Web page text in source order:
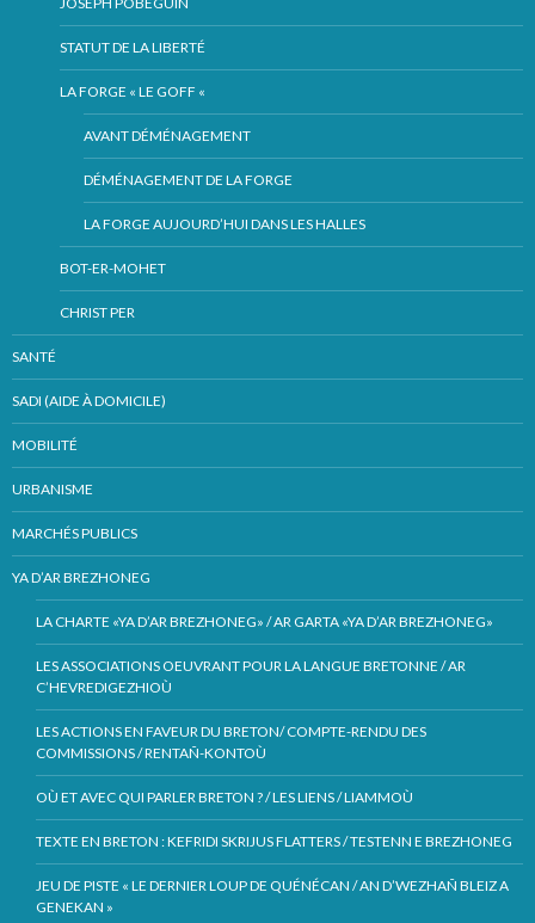
STATUT DE LA LIBERTÉ
LA FORGE « LE GOFF «
AVANT DÉMÉNAGEMENT
DÉMÉNAGEMENT DE LA FORGE
LA FORGE AUJOURD’HUI DANS LES HALLES
BOT-ER-MOHET
CHRIST PER
SANTÉ
SADI (AIDE À DOMICILE)
MOBILITÉ
URBANISME
MARCHÉS PUBLICS
YA D’AR BREZHONEG
LA CHARTE «YA D’AR BREZHONEG» / AR GARTA «YA D’AR BREZHONEG»
LES ASSOCIATIONS OEUVRANT POUR LA LANGUE BRETONNE / AR
C’HEVREDIGEZHIOÙ
LES ACTIONS EN FAVEUR DU BRETON/ COMPTE-RENDU DES
COMMISSIONS / RENTAÑ-KONTOÙ
OÙ ET AVEC QUI PARLER BRETON ? / LES LIENS / LIAMMOÙ
TEXTE EN BRETON : KEFRIDI SKRIJUS FLATTERS / TESTENN E BREZHONEG
JEU DE PISTE « LE DERNIER LOUP DE QUÉNÉCAN / AN D’WEZHAÑ BLEIZ A
GENEKAN »